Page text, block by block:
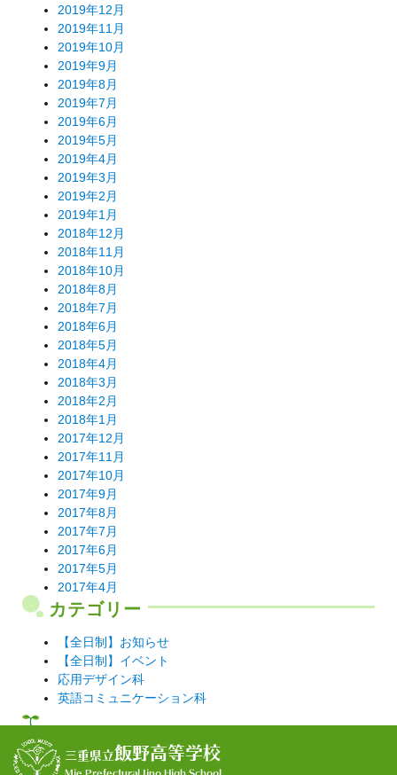
2019年12月
2019年11月
2019年10月
2019年9月
2019年8月
2019年7月
2019年6月
2019年5月
2019年4月
2019年3月
2019年2月
2019年1月
2018年12月
2018年11月
2018年10月
2018年8月
2018年7月
2018年6月
2018年5月
2018年4月
2018年3月
2018年2月
2018年1月
2017年12月
2017年11月
2017年10月
2017年9月
2017年8月
2017年7月
2017年6月
2017年5月
2017年4月
カテゴリー
【全日制】お知らせ
【全日制】イベント
応用デザイン科
英語コミュニケーション科
三重県立飯野高等学校
Mie Prefectural Iino High School